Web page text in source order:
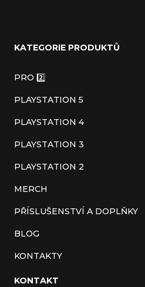
KATEGORIE PRODUKTŮ
PRO 2️⃣
PLAYSTATION 5
PLAYSTATION 4
PLAYSTATION 3
PLAYSTATION 2
MERCH
PŘÍSLUŠENSTVÍ A DOPLŇKY
BLOG
KONTAKTY
KONTAKT